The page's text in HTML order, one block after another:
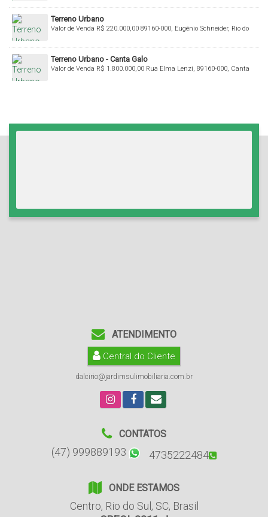
Terreno Urbano
R$ 220.000,00
Valor de Venda
89160-000, Eugênio Schneider, Rio do
Terreno Urbano - Canta Galo
R$ 1.800.000,00
Valor de Venda
Rua Elma Lenzi, 89160-000, Canta
ATENDIMENTO
Central do Cliente
dalcirio@jardimsulimobiliaria.com.br
CONTATOS
(47) 999889193 4735222484
ONDE ESTAMOS
Centro, Rio do Sul , SC, Brasil